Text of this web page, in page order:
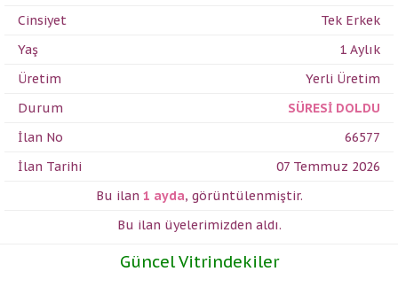
Cinsiyet
Tek Erkek
Yaş
1 Aylık
Üretim
Yerli Üretim
Durum
SÜRESİ DOLDU
İlan No
66577
İlan Tarihi
07 Temmuz 2026
Bu ilan 1 ayda, görüntülenmiştir.
Bu ilan üyelerimizden aldı.
Güncel Vitrindekiler